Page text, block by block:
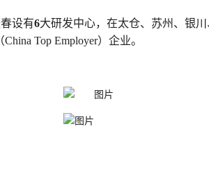
设有6大研发中心，在太仓、苏州、银
（China Top Employer）企业。